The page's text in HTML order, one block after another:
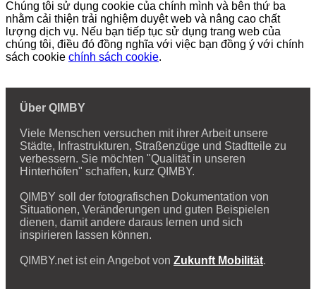
Chúng tôi sử dụng cookie của chính mình và bên thứ ba
nhằm cải thiện trải nghiệm duyệt web và nâng cao chất
lượng dịch vụ. Nếu bạn tiếp tục sử dụng trang web của
chúng tôi, điều đó đồng nghĩa với việc bạn đồng ý với chính
sách cookie chính sách cookie.
Über QIMBY
Viele Menschen versuchen mit ihrer Arbeit unsere
Städte, Infrastrukturen, Straßenzüge und Stadtteile zu
verbessern. Sie möchten "Qualität in unseren
Hinterhöfen" schaffen, kurz QIMBY.
QIMBY soll der fotografischen Dokumentation von
Situationen, Veränderungen und guten Beispielen
dienen, damit andere daraus lernen und sich
inspirieren lassen können.
QIMBY.net ist ein Angebot von Zukunft Mobilität.